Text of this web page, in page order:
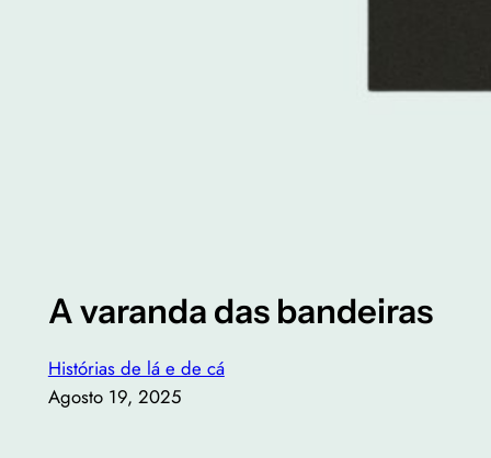
A varanda das bandeiras
Histórias de lá e de cá
Agosto 19, 2025